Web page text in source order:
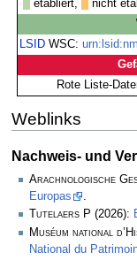
etabliert, nicht
LSID WSC:
Rote Liste-
Weblinks
Nachweis- und
Arachnologische
Europas
.
Tutelaers P (2026):
Muséum national
National du